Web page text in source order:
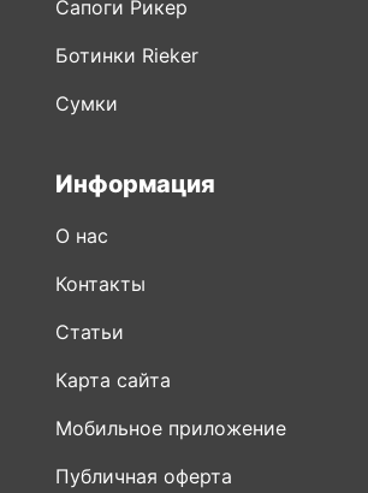
Сапоги Рикер
Ботинки Rieker
Сумки
Информация
О нас
Контакты
Статьи
Карта сайта
Мобильное приложение
Публичная оферта